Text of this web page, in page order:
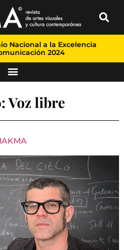
Nacional a la Excelencia
2024
Voz libre